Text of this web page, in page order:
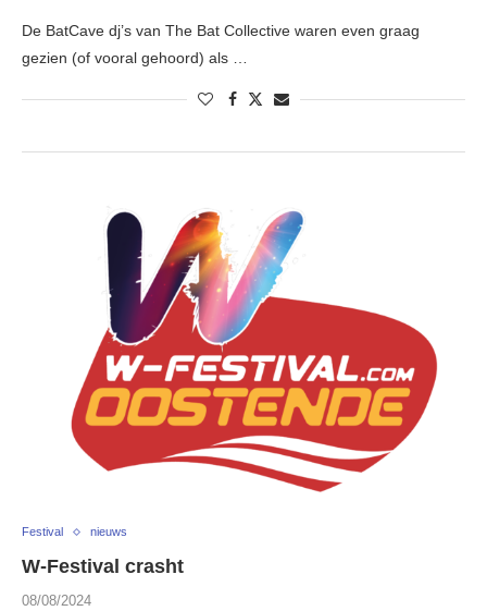
De BatCave dj’s van The Bat Collective waren even graag
gezien (of vooral gehoord) als …
Festival nieuws
W-Festival crasht
08/08/2024